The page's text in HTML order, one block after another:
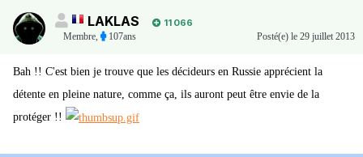
LAKLAS
11 066
Membre, 107ans Posté(e) le 29 juillet 2013
Bah !! C'est bien je trouve que les décideurs en Russie apprécient la
détente en pleine nature, comme ça, ils auront peut être envie de la
protéger !!